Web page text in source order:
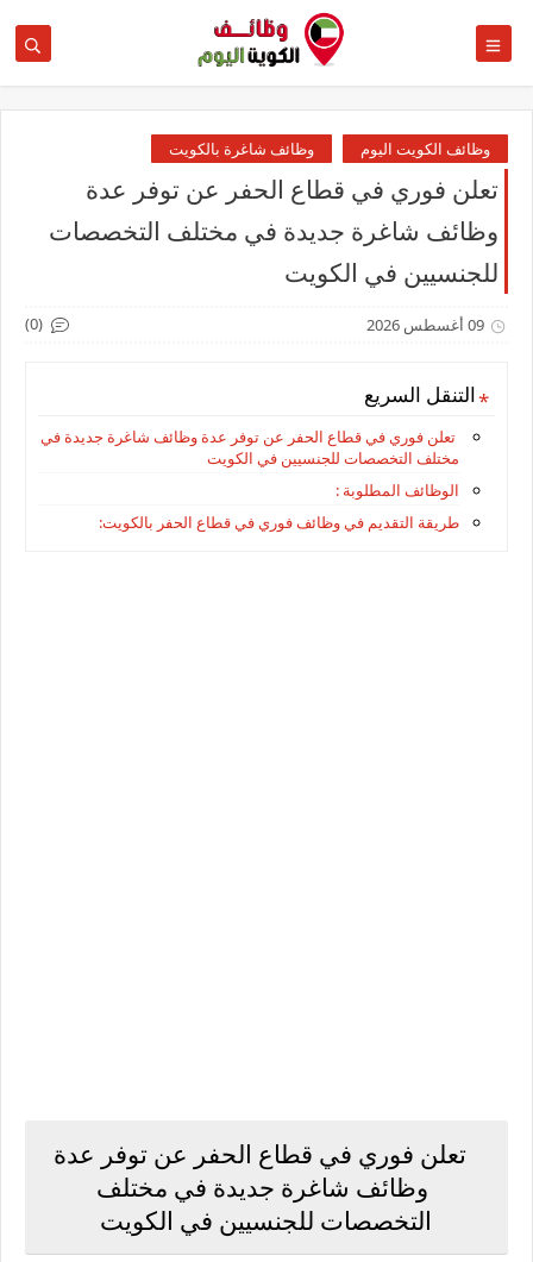
وظائف الكويت اليوم وظائف شاغرة بالكويت
تعلن فوري في قطاع الحفر عن توفر عدة
وظائف شاغرة جديدة في مختلف التخصصات
للجنسيين في الكويت
09 أغسطس 2026 (0)
التنقل السريع
تعلن فوري في قطاع الحفر عن توفر عدة وظائف شاغرة جديدة في
مختلف التخصصات للجنسيين في الكويت
الوظائف المطلوبة :
طريقة التقديم في وظائف فوري في قطاع الحفر بالكويت:
تعلن فوري في قطاع الحفر عن توفر عدة
وظائف شاغرة جديدة في مختلف
التخصصات للجنسيين في الكويت